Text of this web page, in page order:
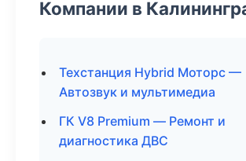
Компании в
Техстанция Hybrid Моторс —
Автозвук и мультимедиа
ГК V8 Premium — Ремонт и
диагностика ДВС